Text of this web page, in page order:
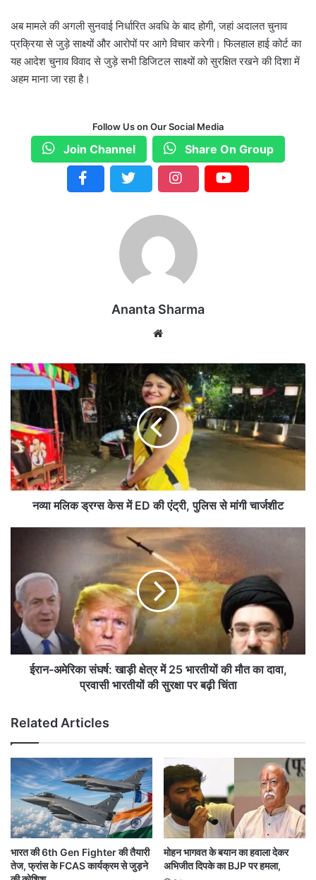
अब मामले की अगली सुनवाई निर्धारित अवधि के बाद होगी, जहां अदालत चुनाव
प्रक्रिया से जुड़े साक्ष्यों और आरोपों पर आगे विचार करेगी। फिलहाल हाई कोर्ट का
यह आदेश चुनाव विवाद से जुड़े सभी डिजिटल साक्ष्यों को सुरक्षित रखने की दिशा में
अहम माना जा रहा है।
Follow Us on Our Social Media
Join Channel Share On Group
Ananta Sharma
te
न
म
लि
क
ड्र
ग्स
के
स
ट्री
पु
स
से
शी
ट
नव्या मलिक ड्रग्स केस में ED की एंट्री, पुलिस से मांगी चार्जशीट
अ
मे
का
सं
ड़ी
क्षे
त्र
में
2
5
भा
र
यों
की
ईरान-अमेरिका संघर्ष: खाड़ी क्षेत्र में 25 भारतीयों की मौत का दावा,
प्रवासी भारतीयों की सुरक्षा पर बढ़ी चिंता
Related Articles
भारत की 6th Gen Fighter की तैयारी
तेज, फ्रांस के FCAS कार्यक्रम से जुड़ने
मोहन भागवत के बयान का हवाला देकर
अभिजीत दिपके का BJP पर हमला,